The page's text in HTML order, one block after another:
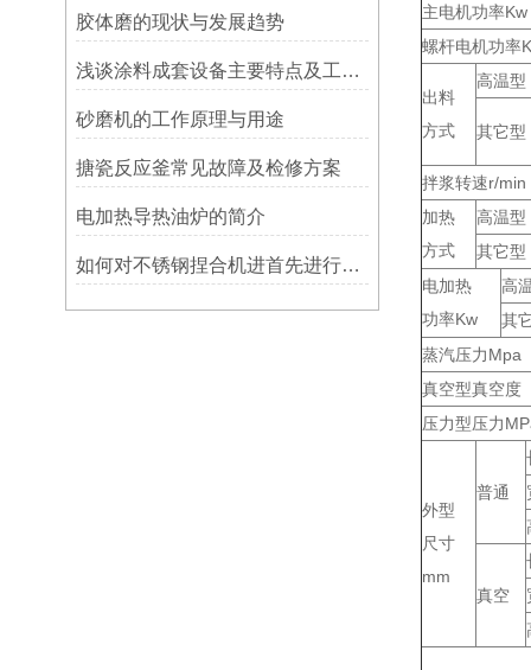
胶体磨的现状与发展趋势
浅谈涂料成套设备主要特点及工艺流程
砂磨机的工作原理与用途
搪瓷反应釜常见故障及检修方案
电加热导热油炉的简介
如何对不锈钢捏合机进首先进行维护保养
主电机功率Kw
螺杆电机功率
出料
方式
高温型
其它型
拌浆转速r/min
加热
方式
高温型
其它型
电加热
功率Kw
高
其
蒸汽压力Mpa
真空型真空度
压力型压力
外型
尺寸
mm
普通
真空